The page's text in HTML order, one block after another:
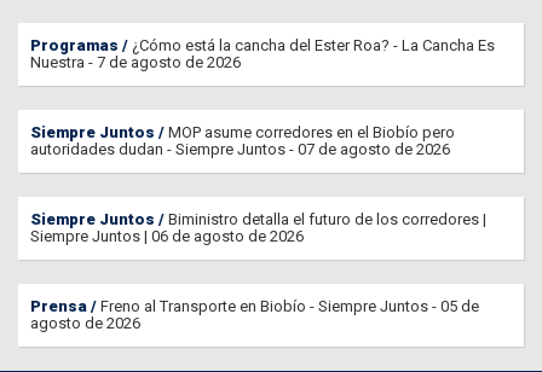
Programas
¿Cómo está la cancha del Ester Roa? - La Cancha Es
Nuestra - 7 de agosto de 2026
Siempre Juntos
MOP asume corredores en el Biobío pero
autoridades dudan - Siempre Juntos - 07 de agosto de 2026
Siempre Juntos
Biministro detalla el futuro de los corredores |
Siempre Juntos | 06 de agosto de 2026
Prensa
Freno al Transporte en Biobío - Siempre Juntos - 05 de
agosto de 2026